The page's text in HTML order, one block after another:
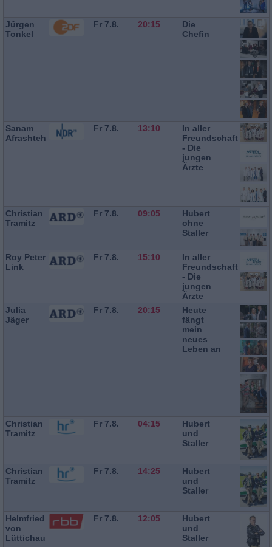
Jürgen
Tonkel
Fr 7.8. 20:15
Die
Chefin
Sanam
Afrashteh
Fr 7.8. 13:10
In aller
Freundschaft
- Die
jungen
Ärzte
Christian
Tramitz
Fr 7.8. 09:05
Hubert
ohne
Staller
Roy Peter
Link
Fr 7.8. 15:10
In aller
Freundschaft
- Die
jungen
Ärzte
Julia
Jäger
Fr 7.8. 20:15
Heute
fängt
mein
neues
Leben an
Christian
Tramitz
Fr 7.8. 04:15
Hubert
und
Staller
Christian
Tramitz
Fr 7.8. 14:25
Hubert
und
Staller
Helmfried
von
Lüttichau
Fr 7.8. 12:05
Hubert
und
Staller